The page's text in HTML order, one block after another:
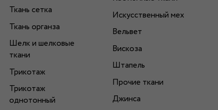
Ткань сетка
Ткань органза
Шелк и шелковые
ткани
Трикотаж
Трикотаж
однотонный
Искусственный мех
Вельвет
Вискоза
Штапель
Прочие ткани
Джинса